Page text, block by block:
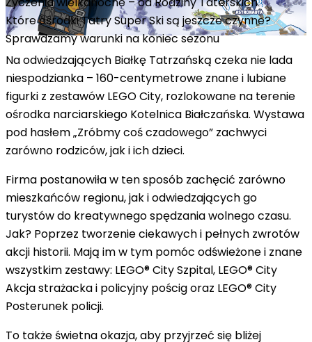
Które ośrodki Tatry Super Ski są jeszcze czynne?
Sprawdzamy warunki na koniec sezonu
Na odwiedzających Białkę Tatrzańską czeka nie lada
niespodzianka – 160-centymetrowe znane i lubiane
figurki z zestawów LEGO City, rozlokowane na terenie
ośrodka narciarskiego Kotelnica Białczańska. Wystawa
pod hasłem „Zróbmy coś czadowego” zachwyci
zarówno rodziców, jak i ich dzieci.
Firma postanowiła w ten sposób zachęcić zarówno
mieszkańców regionu, jak i odwiedzających go
turystów do kreatywnego spędzania wolnego czasu.
Jak? Poprzez tworzenie ciekawych i pełnych zwrotów
akcji historii. Mają im w tym pomóc odświeżone i znane
wszystkim zestawy: LEGO® City Szpital, LEGO® City
Akcja strażacka i policyjny pościg oraz LEGO® City
Posterunek policji.
To także świetna okazja, aby przyjrzeć się bliżej